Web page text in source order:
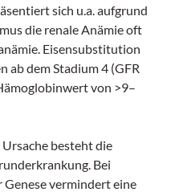
sich u.a. aufgrund
die renale Anämie oft
Eisensubstitution
dem Stadium 4 (GFR
von >9–
Ursache besteht die
Bei
vermindert eine